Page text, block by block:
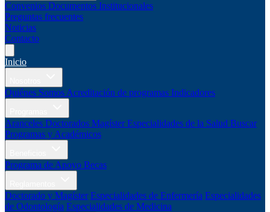
Convenios Documentos Institucionales
Preguntas frecuentes
Noticias
Contacto
Inicio
Quiénes Somos Acreditación de programas Indicadores
Aranceles Doctorados Magíster Especialidades de la Salud Buscar
Programas y Académicos
Programa de Apoyo Becas
Doctorado y Magíster Especialidades de Enfermería Especialidades
de Odontología Especialidades de Medicina